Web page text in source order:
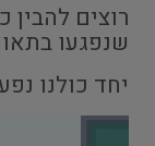
רוצים
שנפגעו
יחד כולנו
נגן